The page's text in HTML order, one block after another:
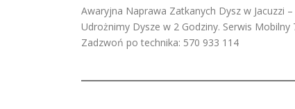
Awaryjna Naprawa Zatkanych Dysz w Jacuzzi
Udrożnimy Dysze w 2 Godziny. Serwis Mobilny
Zadzwoń po technika: 570 933 114